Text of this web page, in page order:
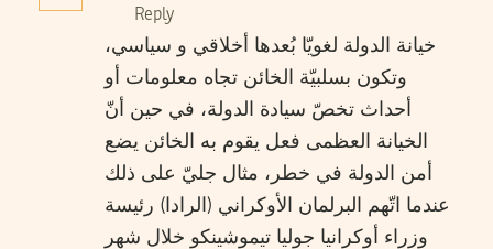
Reply
خيانة الدولة لغويّا بُعدها أخلاقي و سياسي،
وتكون بسلبيّة الخائن تجاه معلومات أو
أحداث تخصّ سيادة الدولة، في حين أنّ
الخيانة العظمى فعل يقوم به الخائن يضع
أمن الدولة في خطر، مثال جليّ على ذلك
عندما اتّهم البرلمان الأوكراني (الرادا) رئيسة
وزراء أوكرانيا جوليا تيموشينكو خلال شهر